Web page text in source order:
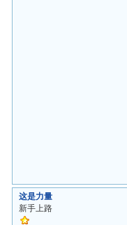
这是力量
新手上路